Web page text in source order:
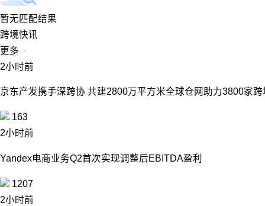
暂无匹配结果
跨境快讯
更多
2小时前
京东产发携手深跨协 共建2800万平方米全球仓网助力3800家跨
163
2小时前
Yandex电商业务Q2首次实现调整后EBITDA盈利
1207
2小时前